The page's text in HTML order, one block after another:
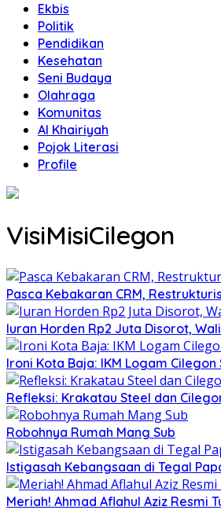
Ekbis
Politik
Pendidikan
Kesehatan
Seni Budaya
Olahraga
Komunitas
Al Khairiyah
Pojok Literasi
Profile
VisiMisiCilegon
Pasca Kebakaran CRM,
Iuran Horden Rp2 Juta Disorot,
Ironi Kota Baja: IKM Logam
Refleksi: Krakatau Steel dan
Robohnya Rumah Mang Sub
Istigasah Kebangsaan di Tegal
Meriah! Ahmad Aflahul Aziz Resmi